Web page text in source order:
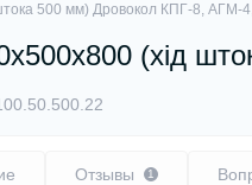
500 мм) Дровокол КПГ-8, АГМ-
(хід
Отзывы 1